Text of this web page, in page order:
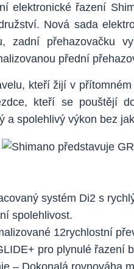
elektronické řazení
Nová sada
zadní přehazovačku
přední
kteří žijí v
kteří se pouštějí
a spolehlivý výkon bez
systém Di2 s
spolehlivost.
12rychlostní
pro plynulé řazení
– Dokonalá rovnováha